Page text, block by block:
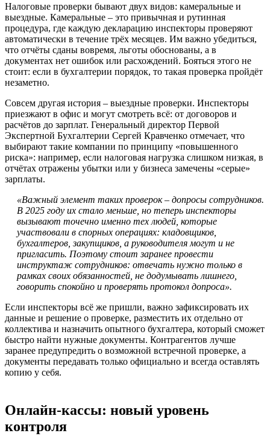
Налоговые проверки бывают двух видов: камеральные и
выездные. Камеральные – это привычная и рутинная
процедура, где каждую декларацию инспекторы проверяют
автоматически в течение трёх месяцев. Им важно убедиться,
что отчёты сданы вовремя, льготы обоснованы, а в
документах нет ошибок или расхождений. Бояться этого не
стоит: если в бухгалтерии порядок, то такая проверка пройдёт
незаметно.
Совсем другая история – выездные проверки. Инспекторы
приезжают в офис и могут смотреть всё: от договоров и
расчётов до зарплат. Генеральный директор Первой
Экспертной Бухгалтерии Сергей Кравченко отмечает, что
выбирают такие компании по принципу «повышенного
риска»: например, если налоговая нагрузка слишком низкая, в
отчётах отражены убытки или у бизнеса замечены «серые»
зарплаты.
«Важный элемент таких проверок – допросы сотрудников.
В 2025 году их стало меньше, но теперь инспекторы
вызывают точечно именно тех людей, которые
участвовали в спорных операциях: кладовщиков,
бухгалтеров, закупщиков, а руководителя могут и не
пригласить. Поэтому стоит заранее провести
инструктаж сотрудников: отвечать нужно только в
рамках своих обязанностей, не додумывать лишнего,
говорить спокойно и проверять протокол допроса».
Если инспекторы всё же пришли, важно зафиксировать их
данные и решение о проверке, разместить их отдельно от
коллектива и назначить опытного бухгалтера, который сможет
быстро найти нужные документы. Контрагентов лучше
заранее предупредить о возможной встречной проверке, а
документы передавать только официально и всегда оставлять
копию у себя.
Онлайн-кассы: новый уровень
контроля